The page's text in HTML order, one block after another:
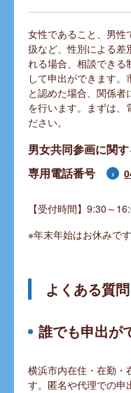
女性であること、男性
扱など、性別による差
れる場合、相談できる
して申出ができます
と認めた場合、関係
を行います。まずは、
ださい。
男女共同参画に関
専用電話番号
【受付時間】9:30～
※年末年始はお休みです
よくある質問
誰でも申出が
横浜市内在住・在勤・
す。匿名や代理での申